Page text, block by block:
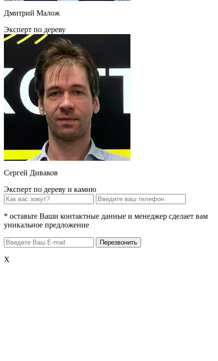
Дмитрий Малож
Эксперт по дереву
Сергей Диваков
Эксперт по дереву и камню
* оставьте Ваши контактные данные и менеджер сделает вам
уникальное предложение
X